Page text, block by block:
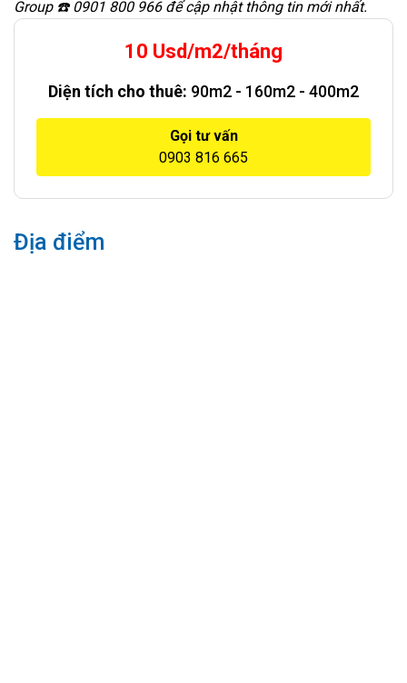
Group ☎️ 0901 800 966 để cập nhật thông tin mới nhất.
10 Usd/m2/tháng
Diện tích cho thuê: 90m2 - 160m2 - 400m2
Gọi tư vấn
0903 816 665
Địa điểm